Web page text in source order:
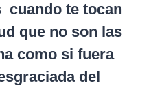
cuando te tocan
que no son las
como si fuera
del